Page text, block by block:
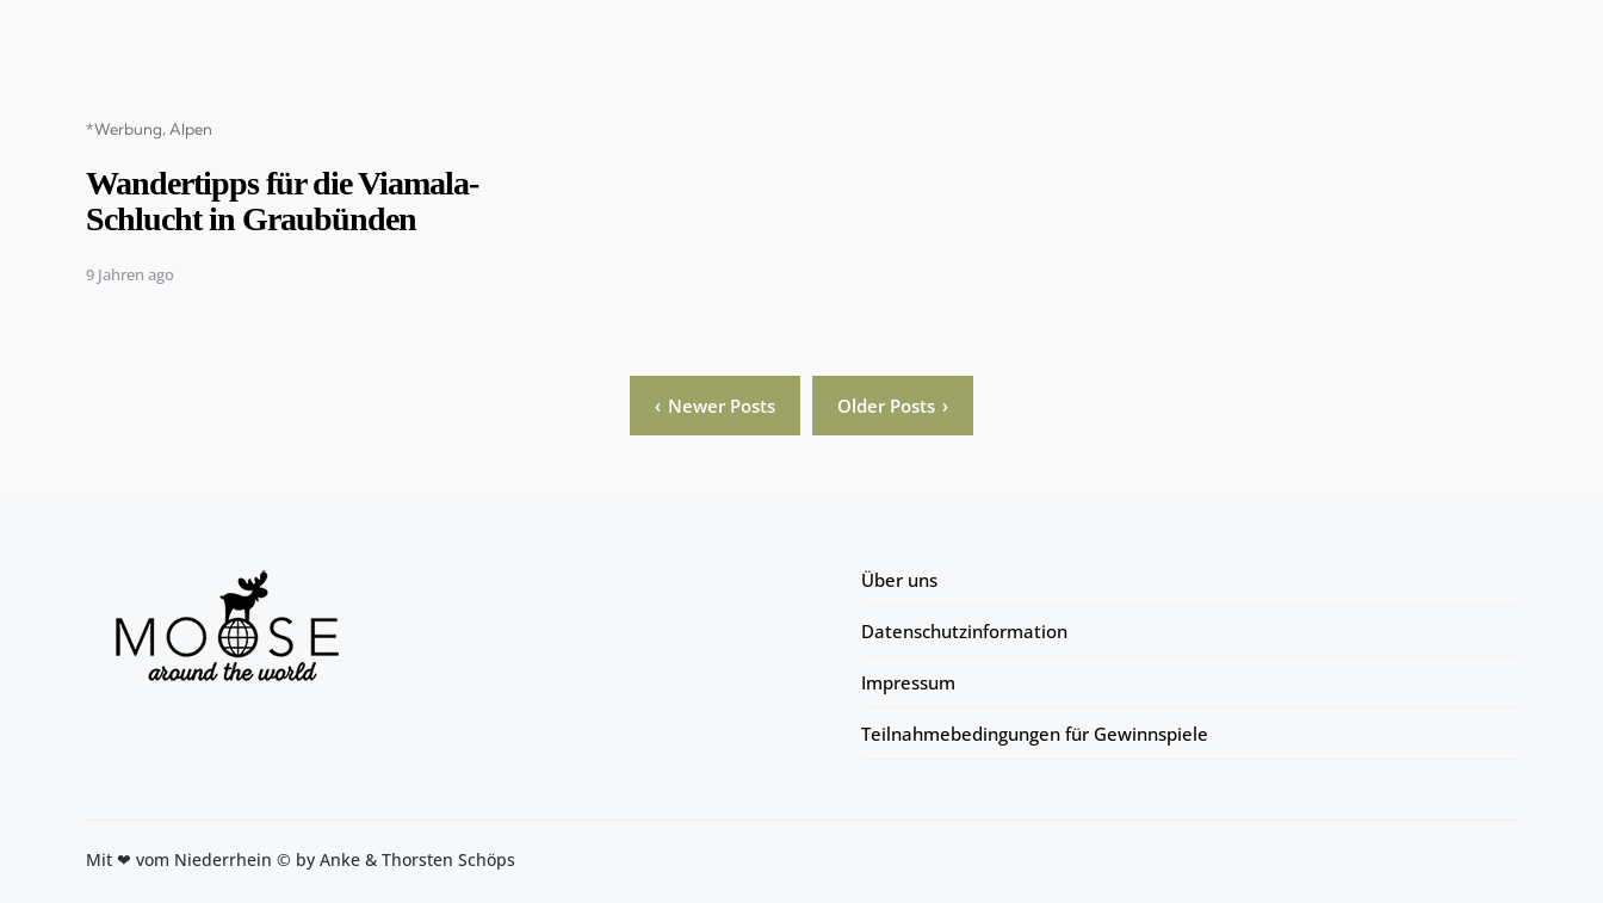
Categories
*Werbung Alpen
Wandertipps für die Viamala-
Schlucht in Graubünden
9 Jahren ago
Newer Posts Older Posts
Über uns
Datenschutzinformation
Impressum
Teilnahmebedingungen für Gewinnspiele
Mit ❤ vom Niederrhein © by Anke & Thorsten Schöps